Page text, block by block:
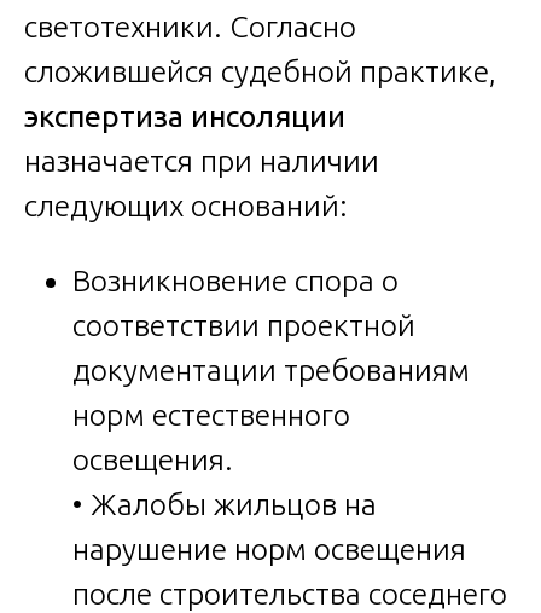
светотехники. Согласно
сложившейся судебной практике,
экспертиза инсоляции
назначается при наличии
следующих оснований:
Возникновение спора о
соответствии проектной
документации требованиям
норм естественного
освещения.
• Жалобы жильцов на
нарушение норм освещения
после строительства соседнего